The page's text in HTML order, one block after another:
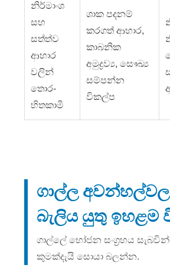
නිර්මාංශ
සහ
සත්ත්ව
ආහාර
වලින්
තොර-
හිතකාමී
ශාක පදනම්
කරගත් ආහාර,
කාබනික
අමුද්‍රව්‍ය, සෞඛ්‍ය
සම්පන්න
විකල්ප
ගාල්ල
බැලිය යුතු ඉහළම
ගාල්ලේ භෝජන සංග්‍රහය
කුමක්දැයි සොයා බලන්න.